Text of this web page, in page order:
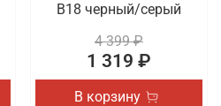
B18 черный/серый
4 399 ₽
1 319 ₽
В корзину